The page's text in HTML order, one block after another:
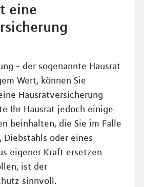
eine
- der sogenannte Hausrat
Wert, können Sie
Hausratversicherung
Ihr Hausrat jedoch einige
beinhalten, die Sie im Falle
Diebstahls oder eines
eigener Kraft ersetzen
ist der
sinnvoll.